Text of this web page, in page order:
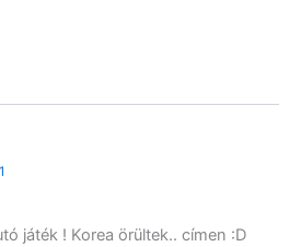
játék ! Korea örültek.. címen :D